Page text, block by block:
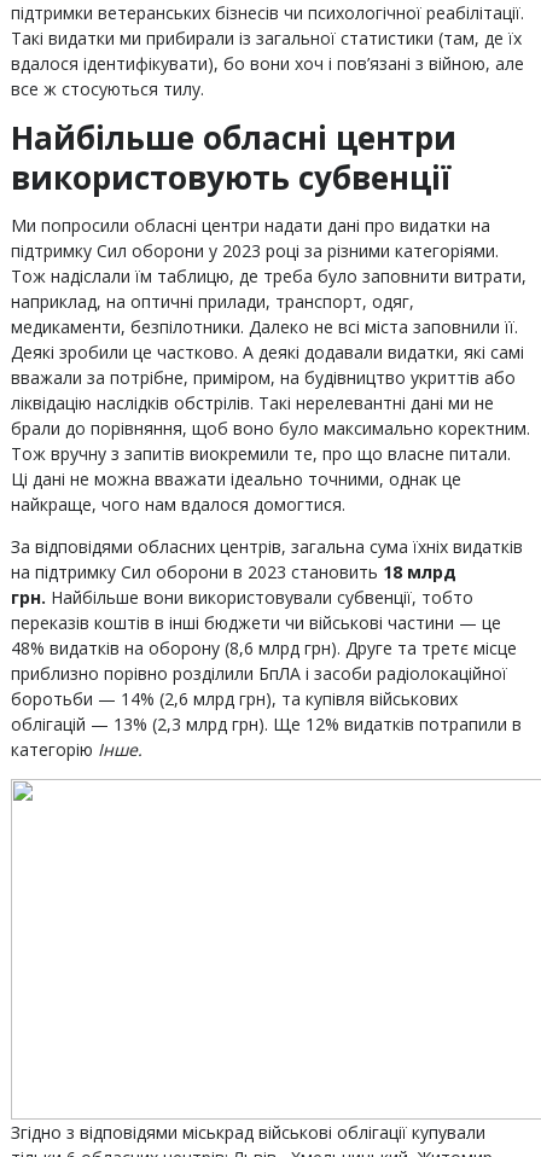
підтримки ветеранських бізнесів чи психологічної реабілітації.
Такі видатки ми прибирали із загальної статистики (там, де їх
вдалося ідентифікувати), бо вони хоч і пов’язані з війною, але
все ж стосуються тилу.
Найбільше обласні центри
використовують субвенції
Ми попросили обласні центри надати дані про видатки на
підтримку Сил оборони у 2023 році за різними категоріями.
Тож надіслали їм таблицю, де треба було заповнити витрати,
наприклад, на оптичні прилади, транспорт, одяг,
медикаменти, безпілотники. Далеко не всі міста заповнили її.
Деякі зробили це частково. А деякі додавали видатки, які самі
вважали за потрібне, приміром, на будівництво укриттів або
ліквідацію наслідків обстрілів. Такі нерелевантні дані ми не
брали до порівняння, щоб воно було максимально коректним.
Тож вручну з запитів виокремили те, про що власне питали.
Ці дані не можна вважати ідеально точними, однак це
найкраще, чого нам вдалося домогтися.
За відповідями обласних центрів, загальна сума їхніх видатків
на підтримку Сил оборони в 2023 становить 18 млрд
грн. Найбільше вони використовували субвенції, тобто
переказів коштів в інші бюджети чи військові частини — це
48% видатків на оборону (8,6 млрд грн). Друге та третє місце
приблизно порівно розділили БпЛА і засоби радіолокаційної
боротьби — 14% (2,6 млрд грн), та купівля військових
облігацій — 13% (2,3 млрд грн). Ще 12% видатків потрапили в
категорію Інше.
Згідно з відповідями міськрад військові облігації купували